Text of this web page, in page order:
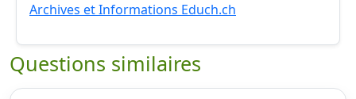
Archives et Informations Educh.ch
Questions similaires